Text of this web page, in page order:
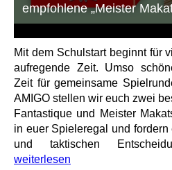
empfohlene „Meister
Mit dem Schulstart beginnt für
aufregende Zeit. Umso
Zeit für gemeinsame
AMIGO stellen wir euch zwei
Fantastique und Meister
in euer Spieleregal und
und taktischen
weiterlesen